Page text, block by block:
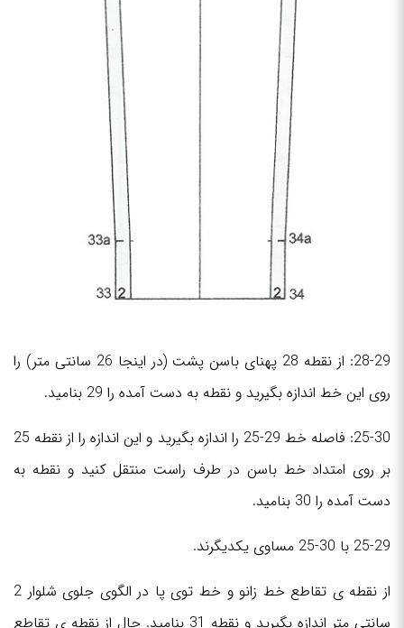
28-29: از نقطه 28 پهنای باسن پشت (در اینجا 26 سانتی متر) را
روی این خط اندازه بگیرید و نقطه به دست آمده را 29 بنامید.
25-30: فاصله خط 29-25 را اندازه بگیرید و این اندازه را از نقطه 25
بر روی امتداد خط باسن در طرف راست منتقل کنید و نقطه به
دست آمده را 30 بنامید.
25-29 با 30-25 مساوی یکدیگرند.
از نقطه ی تقاطع خط زانو و خط توی پا در الگوی جلوی شلوار 2
سانتی متر اندازه بگیرید و نقطه 31 بنامید. حال از نقطه ی تقاطع